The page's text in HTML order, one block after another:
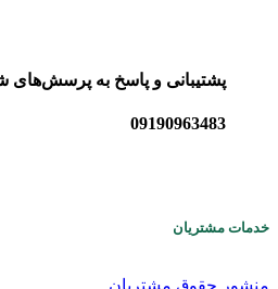
پشتیبانی و پاسخ به پرسش‌های
09190963483
خدمات مشتریان
منشور حقوق مشتریان